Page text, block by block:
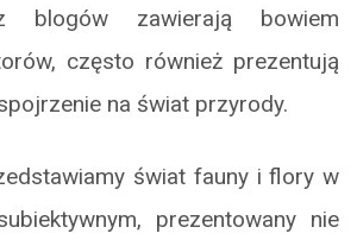
blogów zawierają bowiem
często również prezentują
na świat przyrody.
świat fauny i flory w
prezentowany nie